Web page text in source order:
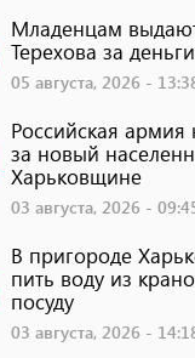
Младенцам
Терехова за
05 августа, 2026 -
Российская
за новый
Харьковщине
03 августа, 2026 -
В пригороде
пить воду из
посуду
03 августа, 2026 -